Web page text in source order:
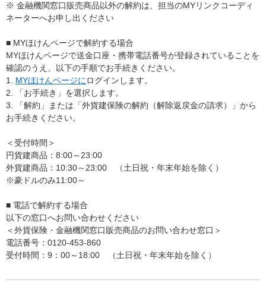
※ 金融機関窓口販売商品以外の解約は、担当のMYリンクコーディ
ネーターへお申し出ください
■ MYほけんページで解約する場合
MYほけんページで送金口座・携帯電話番号が登録されていることを
確認のうえ、以下の手順でお手続きください。
1. MYほけんページに ログインします。
2. 「お手続き」を選択します。
3. 「解約」または「外貨建保険の解約（解除返戻金の請求）」から
お手続きください。
＜受付時間＞
円貨建商品：8:00～23:00
外貨建商品：10:30～23:00 （土日祝・年末年始を除く）
※豪ドルのみ11:00～
■ 電話で解約する場合
以下の窓口へお問い合わせください
＜外貨保険・金融機関窓口販売商品のお問い合わせ窓口＞
電話番号：0120-453-860
受付時間：9：00～18:00 （土日祝・年末年始を除く）